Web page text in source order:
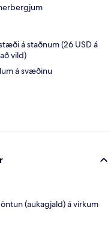
á staðnum (26 USD á
vild)
á svæðinu
(aukagjald) á virkum